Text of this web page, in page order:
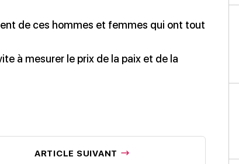
de ces hommes et femmes qui ont tout
à mesurer le prix de la paix et de la
ARTICLE SUIVANT